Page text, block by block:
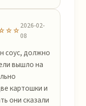
2026-02-
08
соус, должно
вышло на
картошки и
они сказали